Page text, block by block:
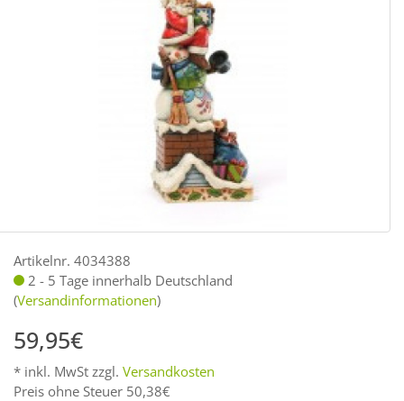
Artikelnr. 4034388
2 - 5 Tage innerhalb Deutschland
(Versandinformationen)
59,95€
* inkl. MwSt zzgl. Versandkosten
Preis ohne Steuer 50,38€